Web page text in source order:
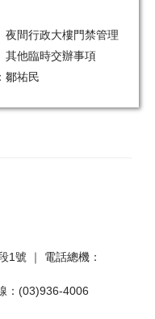
政大樓門禁管理
時交辦事項
鄒祐民
1號 ｜ 電話總機：
：(03)936-4006